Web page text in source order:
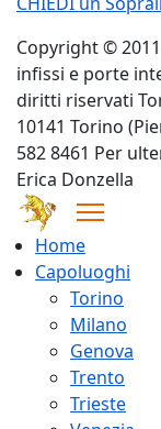
Copyright © 2011
infissi e porte
diritti riservati
10141 Torino
582 8461 Per
Erica Donzella
Home
Capoluoghi
Torino
Milano
Genova
Trento
Trieste